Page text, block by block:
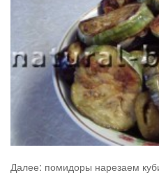
Далее: помидоры нарезаем